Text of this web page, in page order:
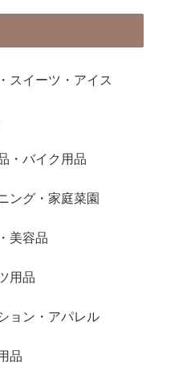
スイーツ・アイス
・バイク用品
ング・家庭菜園
美容品
用品
ョン・アパレル
品